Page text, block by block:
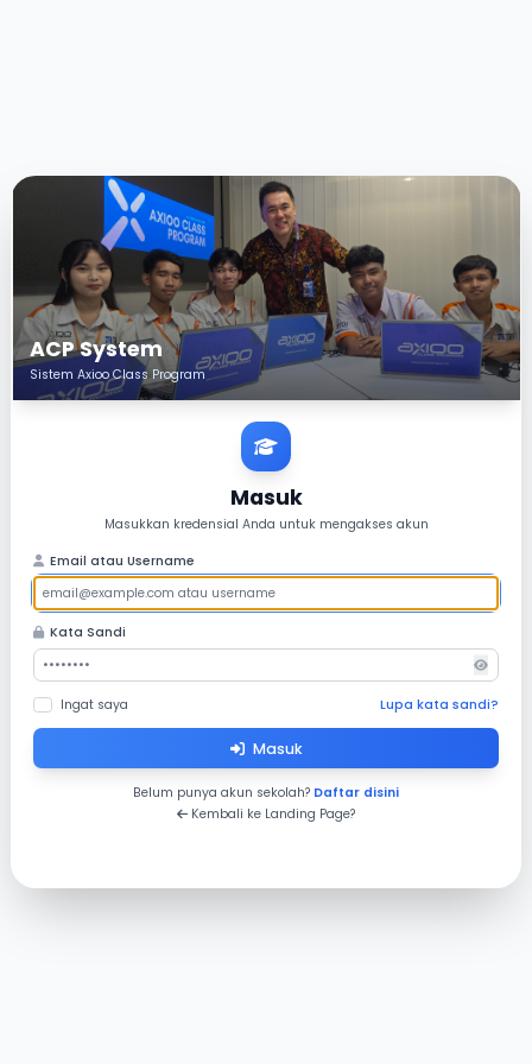
ACP System
Sistem Axioo Class Program
Masuk
Masukkan kredensial Anda untuk mengakses akun
Email atau Username
Kata Sandi
Ingat saya Lupa kata sandi?
Masuk
Belum punya akun sekolah? Daftar disini
Kembali ke Landing Page?